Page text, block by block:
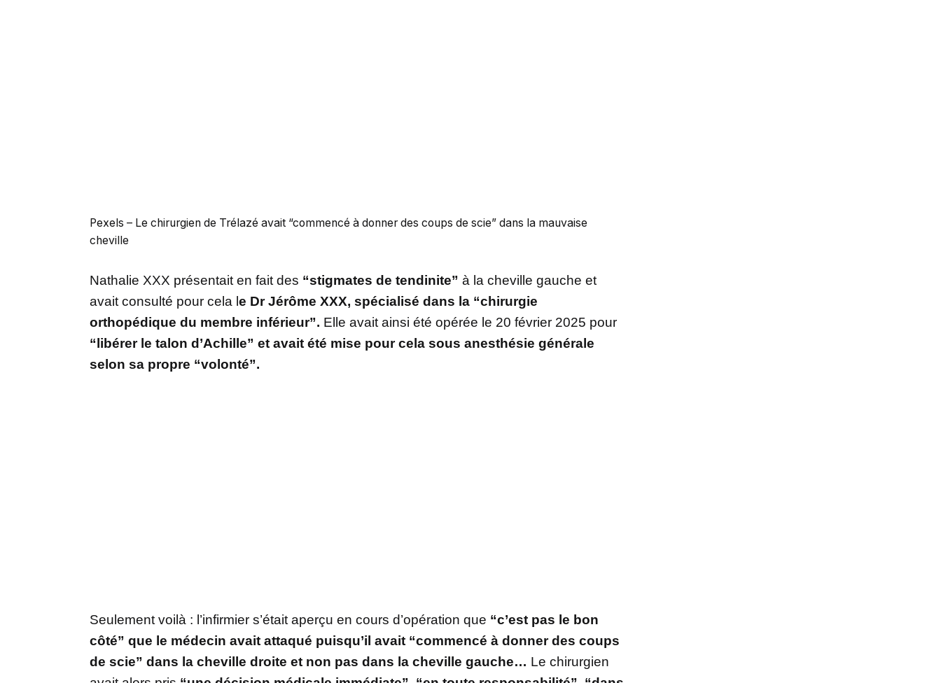
Pexels – Le chirurgien de Trélazé avait “commencé à donner des coups de scie” dans la mauvaise
cheville
Nathalie XXX présentait en fait des “stigmates de tendinite” à la cheville gauche et
avait consulté pour cela l e Dr Jérôme XXX, spécialisé dans la “chirurgie
orthopédique du membre inférieur”. Elle avait ainsi été opérée le 20 février 2025 pour
“libérer le talon d’Achille” et avait été mise pour cela sous anesthésie générale
selon sa propre “volonté”.
Seulement voilà : l’infirmier s’était aperçu en cours d’opération que “c’est pas le bon
côté” que le médecin avait attaqué puisqu’il avait “commencé à donner des coups
de scie” dans la cheville droite et non pas dans la cheville gauche… Le chirurgien